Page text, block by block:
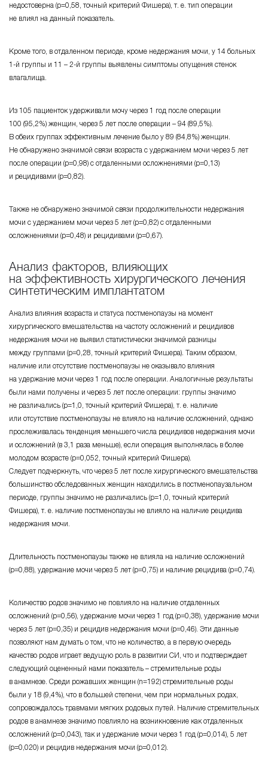
недостоверна (р=0,58, точный критерий Фишера), т. е. тип операции
не влиял на данный показатель.
Кроме того, в отдаленном периоде, кроме недержания мочи, у 14 больных
1-й группы и 11 – 2-й группы выявлены симптомы опущения стенок
влагалища.
Из 105 пациенток удерживали мочу через 1 год после операции
100 (95,2%) женщин, через 5 лет после операции – 94 (89,5%).
В обеих группах эффективным лечение было у 89 (84,8%) женщин.
Не обнаружено значимой связи возраста с удержанием мочи через 5 лет
после операции (р=0,98) с отдаленными осложнениями (р=0,13)
и рецидивами (р=0,82).
Также не обнаружено значимой связи продолжительности недержания
мочи с удержанием мочи через 5 лет(р=0,82) с отдаленными
осложнениями (р=0,48) и рецидивами (р=0,67).
Анализ факторов, влияющих
на эффективность хирургического лечения
синтетическим имплантатом
Анализ влияния возраста и статуса постменопаузы на момент
хирургического вмешательства на частоту осложнений и рецидивов
недержания мочи не выявил статистически значимой разницы
между группами (p=0,28, точный критерий Фишера). Таким образом,
наличие или отсутствие постменопаузы не оказывало влияния
на удержание мочи через 1 год после операции. Аналогичные результаты
были нами получены и через 5 лет после операции: группы значимо
не различались (р=1,0, точный критерий Фишера), т. е. наличие
или отсутствие постменопаузы не влияло на наличие осложнений, однако
прослеживалась тенденция меньшего числа рецидивов недержания мочи
и осложнений (в 3,1 раза меньше), если операция выполнялась в более
молодом возрасте (р=0,052, точный критерий Фишера).
Следует подчеркнуть, что через 5 лет после хирургического вмешательства
большинство обследованных женщин находились в постменопаузальном
периоде, группы значимо не различались (р=1,0, точный критерий
Фишера), т. е. наличие постменопаузы не влияло на наличие рецидива
недержания мочи.
Длительность постменопаузы также не влияла на наличие осложнений
(р=0,88), удержание мочи через 5 лет(р=0,75) и наличие рецидива (р=0,74).
Количество родов значимо не повлияло на наличие отдаленных
осложнений (р=0,56), удержание мочи через 1 год (р=0,38), удержание мочи
через 5 лет(р=0,35) и рецидив недержания мочи (р=0,46). Эти данные
позволяют нам думать о том, что не количество, а в первую очередь
качество родов играет ведущую роль в развитии СИ, что и подтверждает
следующий оцененный нами показатель – стремительные роды
в анамнезе. Среди рожавших женщин (n=192) стремительные роды
были у 18 (9,4%), что в большей степени, чем при нормальных родах,
сопровождалось травмами мягких родовых путей. Наличие стремительных
родов в анамнезе значимо повлияло на возникновение как отдаленных
осложнений (р=0,043), так и удержание мочи через 1 год (р=0,014), 5 лет
(р=0,020) и рецидив недержания мочи (р=0,012).